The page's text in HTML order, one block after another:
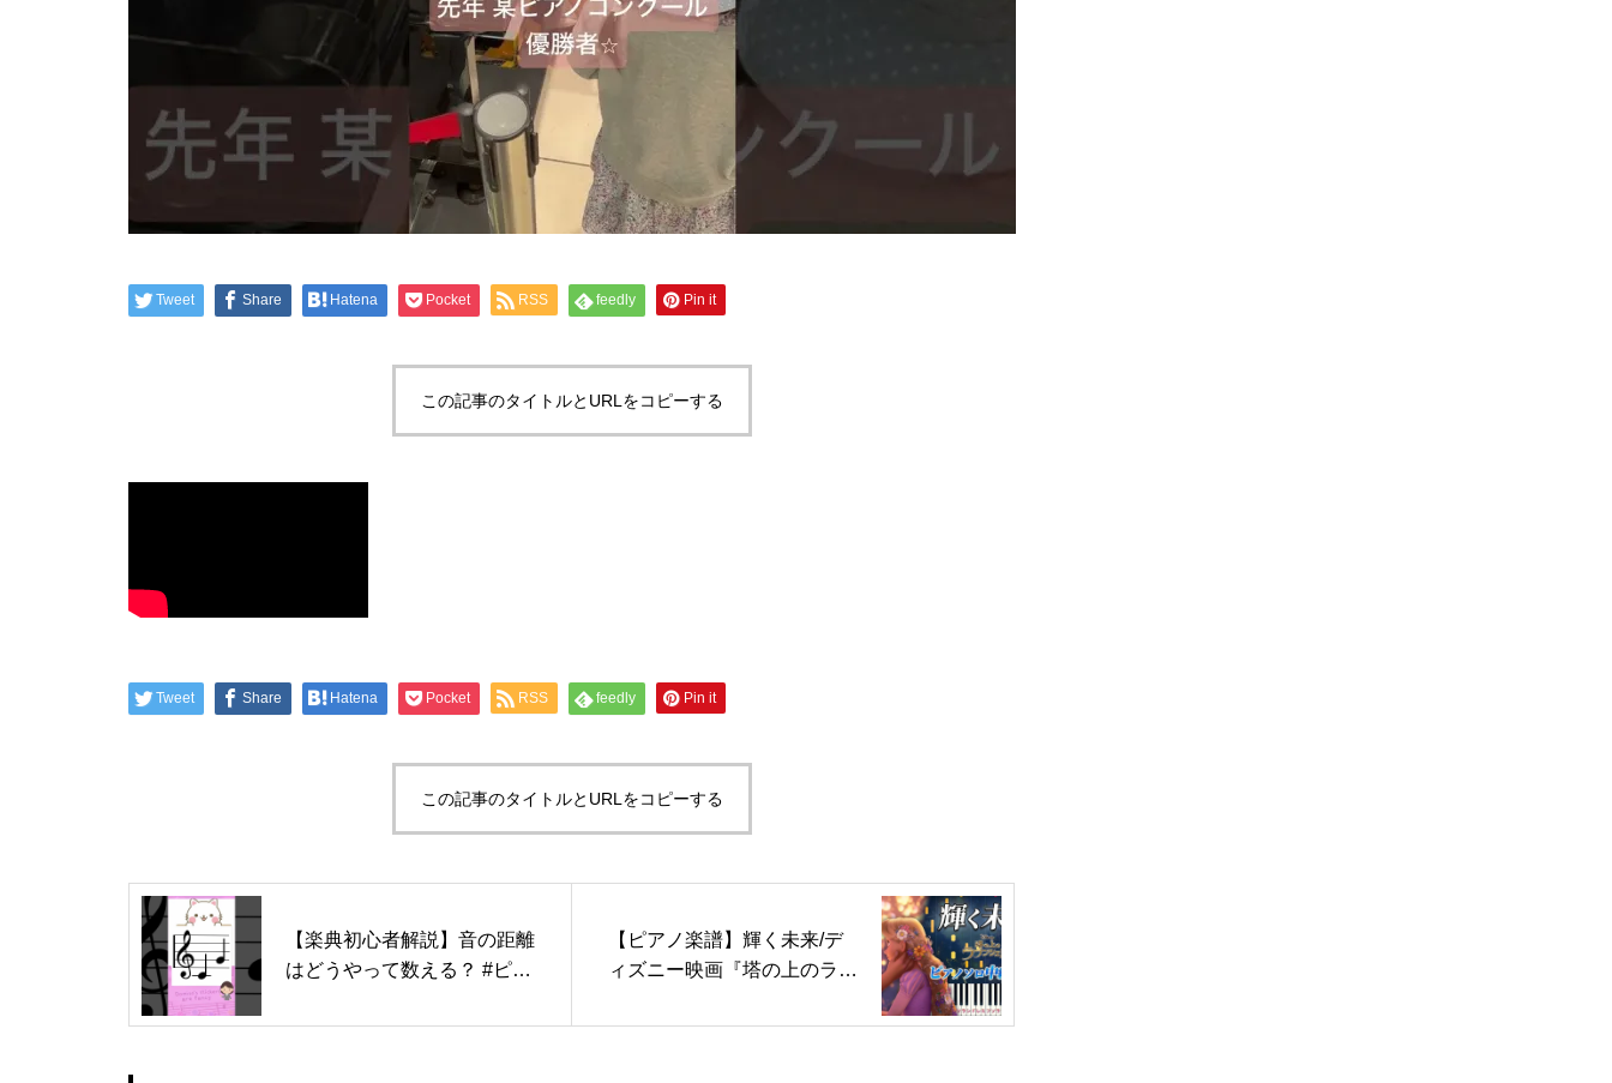
Tweet Share Hatena Pocket RSS feedly Pin it
この記事のタイトルとURLをコピーする
Tweet Share Hatena Pocket RSS feedly Pin it
この記事のタイトルとURLをコピーする
【楽典初心者解説】音の距離
はどうやって数える？ #ピア
owtoread #guidedreading #g
【ピアノ楽譜】輝く未来/デ
ィズニー映画『塔の上のラプ
中級～上級）【ピアノアレン